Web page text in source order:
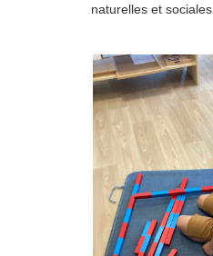
naturelles et sociales.